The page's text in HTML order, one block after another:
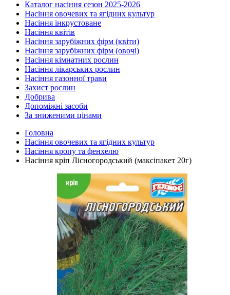
Каталог насіння сезон 2025-2026
Насіння овочевих та ягідних культур
Насіння інкрустоване
Насіння квітів
Насіння зарубіжних фірм (квіти)
Насіння зарубіжних фірм (овочі)
Насіння кімнатних рослин
Насіння лікарських рослин
Насіння газонної трави
Захист рослин
Добрива
Допоміжні засоби
За зниженими цінами
Головна
Насіння овочевих та ягідних культур
Насіння кропу та фенхелю
Насіння кріп Лісногородський (максіпакет 20г)